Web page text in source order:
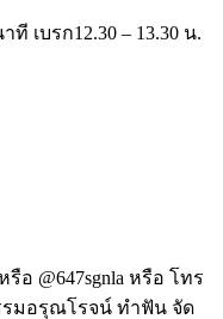
เบรก12.30 – 13.30 น.
รือ @647sgnla หรือ โทร
รมอรุณโรจน์ ทำฟัน จัด